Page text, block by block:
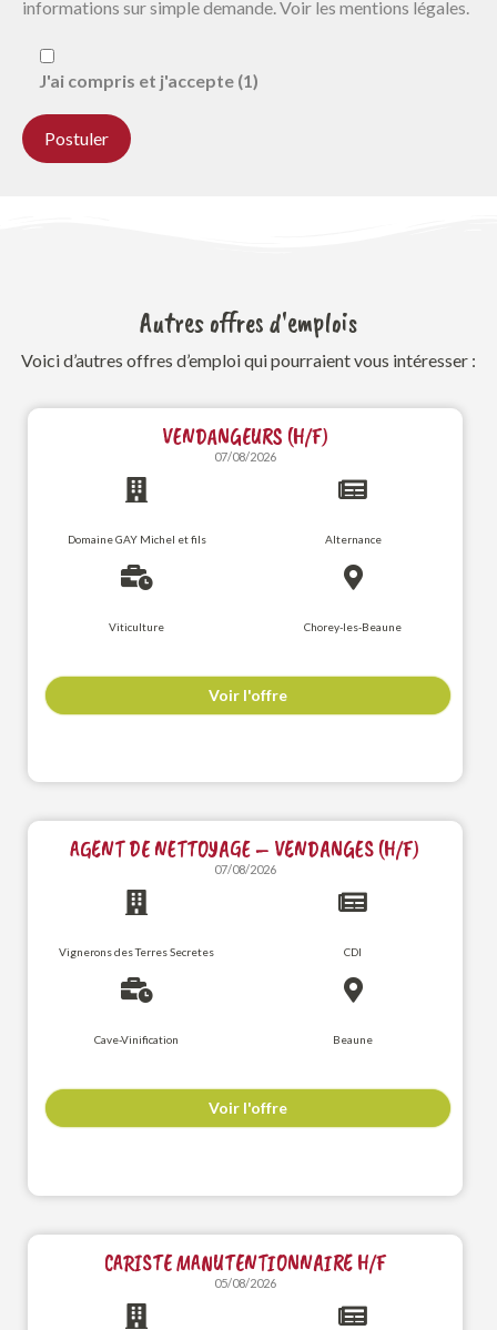
informations sur simple demande. Voir les mentions légales.
J'ai compris et j'accepte (1)
Autres offres d'emplois
Voici d’autres offres d’emploi qui pourraient vous intéresser :
VENDANGEURS (H/F)
07/08/2026
Domaine GAY Michel et fils Alternance
Viticulture Chorey-les-Beaune
Voir l'offre
AGENT DE NETTOYAGE – VENDANGES (H/F)
07/08/2026
Vignerons des Terres Secretes CDI
Cave-Vinification Beaune
Voir l'offre
CARISTE MANUTENTIONNAIRE H/F
05/08/2026